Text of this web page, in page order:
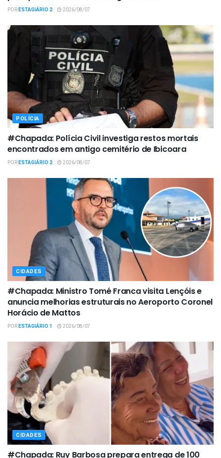
PORESTAGIÁRIO 2 2026/08/07
POLÍCIA
#Chapada: Polícia Civil investiga restos mortais
encontrados em antigo cemitério de Ibicoara
PORESTAGIÁRIO 2 2026/08/07
CIDADES
#Chapada: Ministro Tomé Franca visita Lençóis e
anuncia melhorias estruturais no Aeroporto Coronel
Horácio de Mattos
PORESTAGIÁRIO 1 2026/08/07
CIDADES
#Chapada: Ruy Barbosa prepara entrega de 100